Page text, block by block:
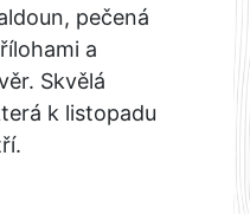
pečená
a
Skvělá
k listopadu